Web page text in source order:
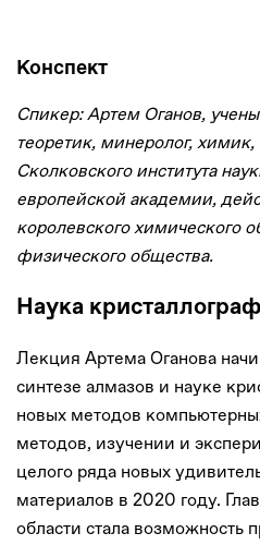
Конспект
Спикер: Артем Оганов,
теоретик, минеролог,
Сколковского института
европейской академии,
королевского химического
физического общества.
Наука
Лекция Артема Оганова
синтезе алмазов и науке
новых методов
методов, изучении и
целого ряда новых
материалов в 2020 году.
области стала возможность